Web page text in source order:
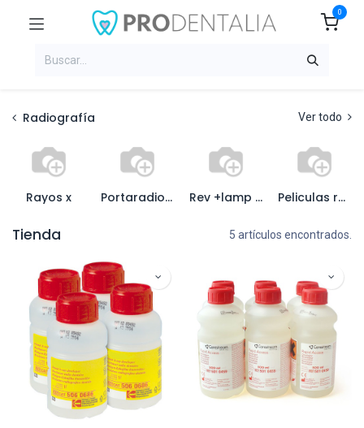
0
Radiografía Ver todo
Rayos x Portaradiografia y colgad Rev +lamp inatinica+chas Peliculas radiograficas
Tienda 5 artículos encontrados.